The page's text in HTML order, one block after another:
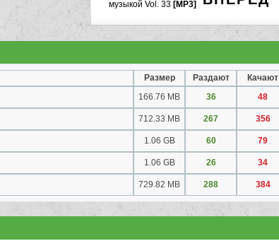
музыкой Vol. 33 [MP3]
Размер Раздают
Качают
166.76 MB 36 48
712.33 MB 267 356
1.06 GB 60 79
1.06 GB 26 34
729.82 MB 288 384